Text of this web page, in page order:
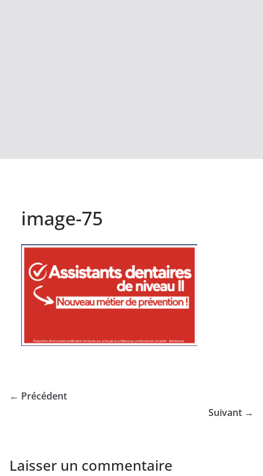
image-75
← Précédent
Suivant →
Laisser un commentaire